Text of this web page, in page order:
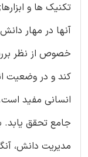
تکنیک ها و
آنها در مهار
خصوص از نظر
انسانی مفید
جامع تحقق یابد.
مدیریت دانش،